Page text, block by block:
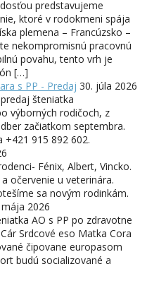
predstavujeme
ktoré v rodokmeni spája
plemena – Francúzsko –
nekompromisnú pracovnú
povahu, tento vrh je
[…]
s PP - Predaj 30. júla 2026
šteniatka
výborných rodičoch, z
začiatkom septembra.
915 892 602.
Fénix, Albert, Vincko.
očervenie u veterinára.
sa novým rodinkám.
mája 2026
AO s PP po zdravotne
Srdcové eso Matka Cora
čipovane europasom
budú socializované a